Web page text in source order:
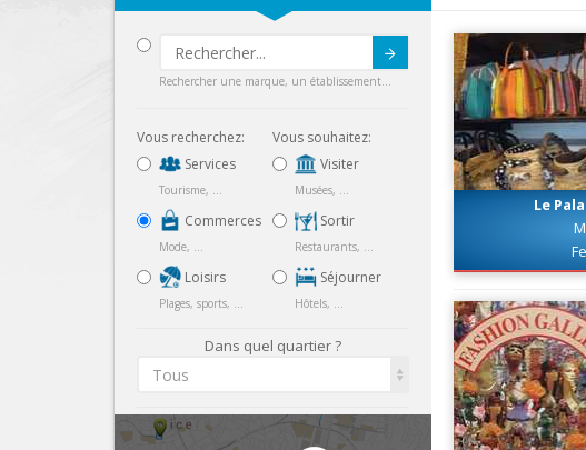
Rechercher une marque, un établissement...
Vous recherchez:
Services
Tourisme, ...
Commerces
Mode, ...
Loisirs
Plages, sports, ...
Vous souhaitez:
Visiter
Musées, ...
Sortir
Restaurants, ...
Séjourner
Hôtels, ...
Dans quel quartier ?
Tous
Le